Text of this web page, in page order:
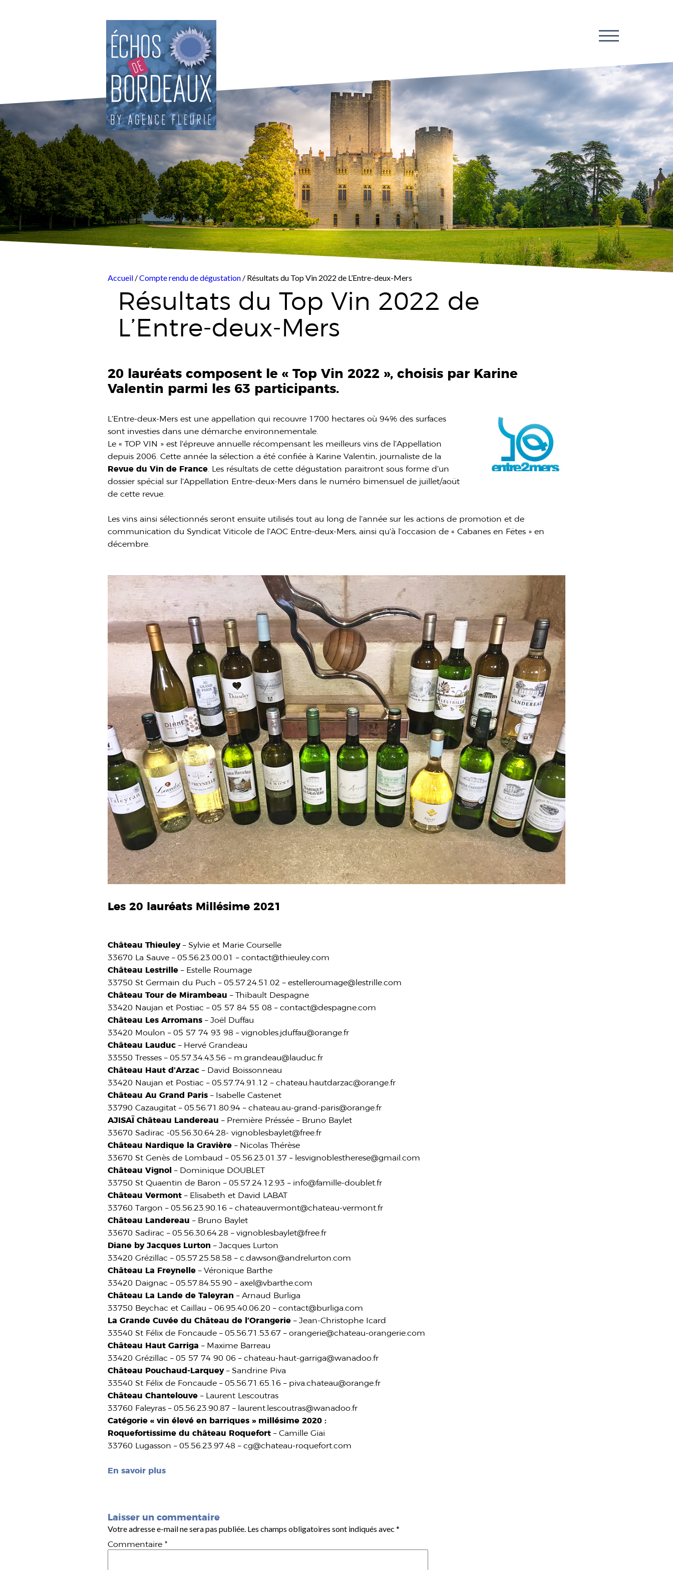
Accueil /Compte rendu de dégustation / Résultats du Top Vin 2022 de L’Entre-deux-Mers
Résultats du Top Vin 2022 de
L’Entre-deux-Mers
20 lauréats composent le « Top Vin 2022 », choisis par Karine
Valentin parmi les 63 participants.
L’Entre-deux-Mers est une appellation qui recouvre 1700 hectares où 94% des surfaces
sont investies dans une démarche environnementale.
Le « TOP VIN » est l’épreuve annuelle récompensant les meilleurs vins de l’Appellation
depuis 2006. Cette année la sélection a été confiée à Karine Valentin, journaliste de la
Revue du Vin de France. Les résultats de cette dégustation paraîtront sous forme d’un
dossier spécial sur l’Appellation Entre-deux-Mers dans le numéro bimensuel de juillet/août
de cette revue.
Les vins ainsi sélectionnés seront ensuite utilisés tout au long de l’année sur les actions de promotion et de
communication du Syndicat Viticole de l’AOC Entre-deux-Mers, ainsi qu’à l’occasion de « Cabanes en Fêtes » en
décembre.
Les 20 lauréats Millésime 2021
Château Thieuley– Sylvie et Marie Courselle
33670 La Sauve – 05.56.23.00.01 – contact@thieuley.com
Château Lestrille – Estelle Roumage
33750 St Germain du Puch – 05.57.24.51.02 – estelleroumage@lestrille.com
Château Tour de Mirambeau – Thibault Despagne
33420 Naujan et Postiac – 05 57 84 55 08 – contact@despagne.com
Château Les Arromans – Joël Duffau
33420 Moulon – 05 57 74 93 98 – vignobles.jduffau@orange.fr
Château Lauduc – Hervé Grandeau
33550 Tresses – 05.57.34.43.56 – m.grandeau@lauduc.fr
Château Haut d’Arzac – David Boissonneau
33420 Naujan et Postiac – 05.57.74.91.12 – chateau.hautdarzac@orange.fr
Château Au Grand Paris – Isabelle Castenet
33790 Cazaugitat – 05.56.71.80.94 – chateau.au-grand-paris@orange.fr
AJISAÏ Château Landereau – Première Préssée – Bruno Baylet
33670 Sadirac -05.56.30.64.28- vignoblesbaylet@free.fr
Château Nardique la Gravière – Nicolas Thérèse
33670 St Genès de Lombaud – 05.56.23.01.37 – lesvignoblestherese@gmail.com
Château Vignol – Dominique DOUBLET
33750 St Quaentin de Baron – 05.57.24.12.93 – info@famille-doublet.fr
Château Vermont – Elisabeth et David LABAT
33760 Targon – 05.56.23.90.16 – chateauvermont@chateau-vermont.fr
Château Landereau – Bruno Baylet
33670 Sadirac – 05.56.30.64.28 – vignoblesbaylet@free.fr
Diane by Jacques Lurton – Jacques Lurton
33420 Grézillac – 05.57.25.58.58 – c.dawson@andrelurton.com
Château La Freynelle – Véronique Barthe
33420 Daignac – 05.57.84.55.90 – axel@vbarthe.com
Château La Lande de Taleyran – Arnaud Burliga
33750 Beychac et Caillau – 06.95.40.06.20 – contact@burliga.com
La Grande Cuvée du Château de l’Orangerie – Jean-Christophe Icard
33540 St Félix de Foncaude – 05.56.71.53.67 – orangerie@chateau-orangerie.com
Château Haut Garriga – Maxime Barreau
33420 Grézillac – 05 57 74 90 06 – chateau-haut-garriga@wanadoo.fr
Château Pouchaud-Larquey– Sandrine Piva
33540 St Félix de Foncaude – 05.56.71.65.16 – piva.chateau@orange.fr
Château Chantelouve – Laurent Lescoutras
33760 Faleyras – 05.56.23.90.87 – laurent.lescoutras@wanadoo.fr
Catégorie « vin élevé en barriques » millésime 2020 :
Roquefortissime du château Roquefort – Camille Giai
33760 Lugasson – 05.56.23.97.48 – cg@chateau-roquefort.com
En savoir plus
Laisser un commentaire
Votre adresse e-mail ne sera pas publiée. Les champs obligatoires sont indiqués avec*
Commentaire*